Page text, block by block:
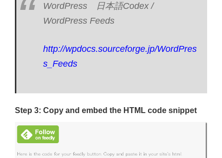
WordPress 日本語Codex /
WordPress Feeds
http://wpdocs.sourceforge.jp/WordPres
s_Feeds
Step 3: Copy and embed the HTML code snippet